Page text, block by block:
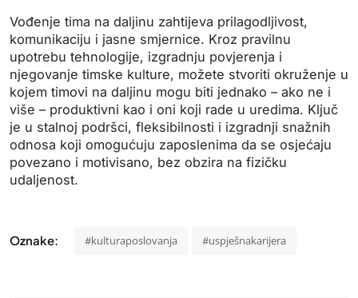
Vođenje tima na daljinu zahtijeva prilagodljivost,
komunikaciju i jasne smjernice. Kroz pravilnu
upotrebu tehnologije, izgradnju povjerenja i
njegovanje timske kulture, možete stvoriti okruženje u
kojem timovi na daljinu mogu biti jednako – ako ne i
više – produktivni kao i oni koji rade u uredima. Ključ
je u stalnoj podršci, fleksibilnosti i izgradnji snažnih
odnosa koji omogućuju zaposlenima da se osjećaju
povezano i motivisano, bez obzira na fizičku
udaljenost.
Oznake: #kulturaposlovanja #uspješnakarijera